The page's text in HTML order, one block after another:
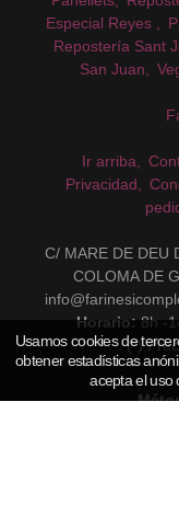
Especial Reyes
Repostería Sant
San Juan
Ir arriba
Privacidad
C/ MARE DE DEU
COLOMA DE
Horario: 8h -
(*)
Usamos cookies de
obtener estadísticas
acepta el uso